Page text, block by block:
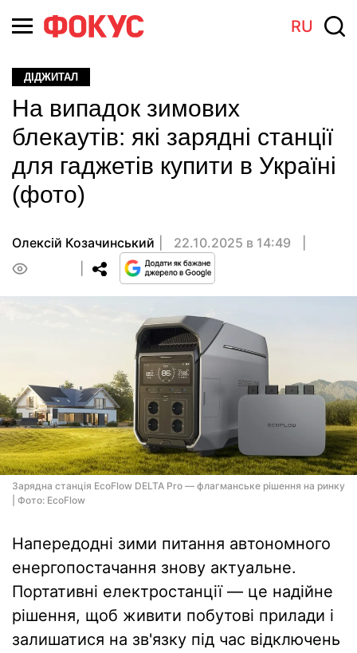
RU
ДІДЖИТАЛ
На випадок зимових
блекаутів: які зарядні станції
для гаджетів купити в Україні
(фото)
Олексій Козачинський
22.10.2025 в 14:49
Зарядна станція EcoFlow DELTA Pro — флагманське рішення на ринку
| Фото: EcoFlow
Напередодні зими питання автономного
енергопостачання знову актуальне.
Портативні електростанції — це надійне
рішення, щоб живити побутові прилади і
залишатися на зв'язку під час відключень